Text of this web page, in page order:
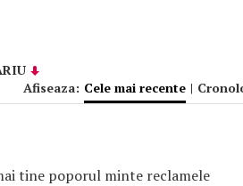
Afiseaza: Cele mai recente |
tine poporul minte reclamele